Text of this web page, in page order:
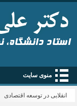
استاد دانشگاه،
منوی سایت
انقلابی در توسعه اقتصادی